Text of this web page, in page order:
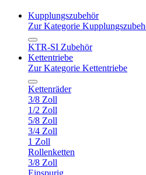
Kupplungszubehör
Zur Kategorie
KTR-SI Zubehör
Kettentriebe
Zur Kategorie Kettentriebe
Kettenräder
3/8 Zoll
1/2 Zoll
5/8 Zoll
3/4 Zoll
1 Zoll
Rollenketten
3/8 Zoll
Einspurig